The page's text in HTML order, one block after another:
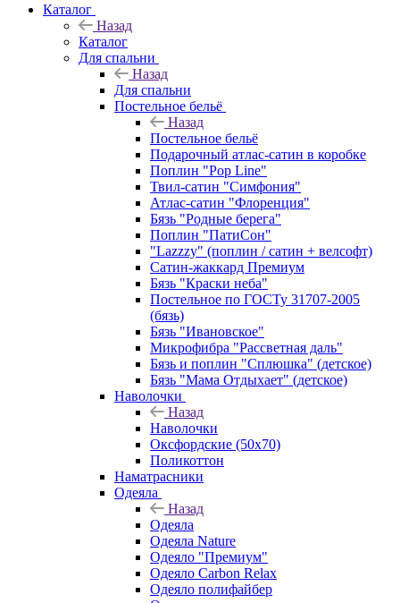
Каталог
Назад
Каталог
Для спальни
Назад
Для спальни
Постельное бельё
Назад
Постельное бельё
Подарочный атлас-сатин в коробке
Поплин "Pop Line"
Твил-сатин "Симфония"
Атлас-сатин "Флоренция"
Бязь "Родные берега"
Поплин "ПатиСон"
"Lazzzy" (поплин / сатин + велсофт)
Сатин-жаккард Премиум
Бязь "Краски неба"
Постельное по ГОСТу 31707-2005
(бязь)
Бязь "Ивановское"
Микрофибра "Рассветная даль"
Бязь и поплин "Сплюшка" (детское)
Бязь "Мама Отдыхает" (детское)
Наволочки
Назад
Наволочки
Оксфордские (50х70)
Поликоттон
Наматрасники
Одеяла
Назад
Одеяла
Одеяла Nature
Одеяло "Премиум"
Одеяло Carbon Relax
Одеяло полифайбер